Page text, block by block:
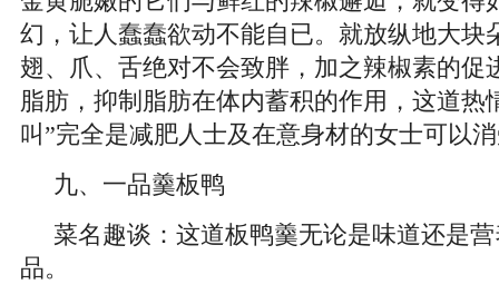
幻，让人蠢蠢欲动不能自已。就放纵地大块
翅、爪、舌绝对不会致胖，加之辣椒素的促
脂肪，抑制脂肪在体内蓄积的作用，这道热
叫”完全是减肥人士及在意身材的女士可以
九、一品羹板鸭
菜名趣谈：这道板鸭羹无论是味道还是
品。